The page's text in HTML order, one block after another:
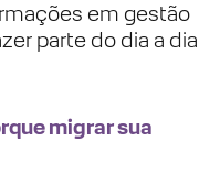
em gestão
parte do dia a dia
migrar sua